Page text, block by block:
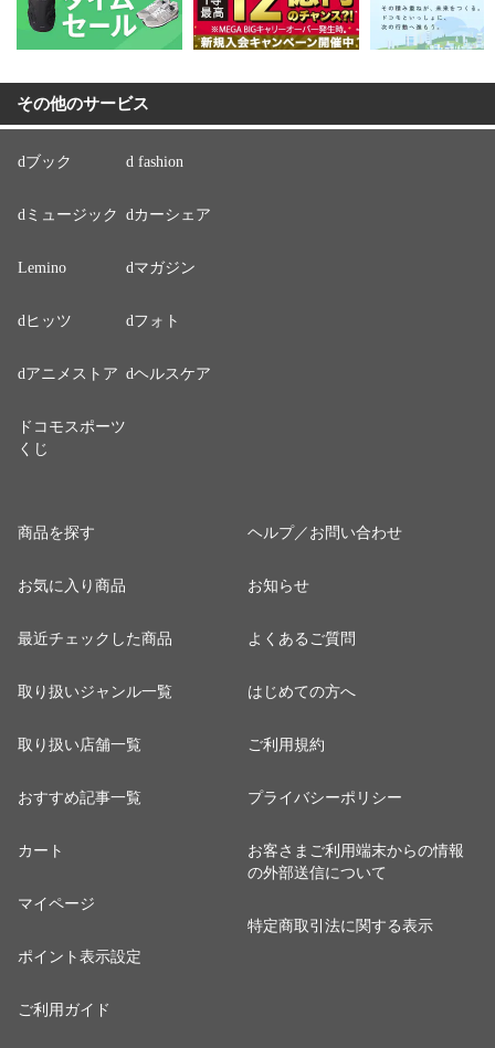
その他のサービス
dブック d fashion
dミュージック dカーシェア
Lemino dマガジン
dヒッツ dフォト
dアニメストア dヘルスケア
ドコモスポーツ
くじ
商品を探す
お気に入り商品
最近チェックした商品
取り扱いジャンル一覧
取り扱い店舗一覧
おすすめ記事一覧
カート
マイページ
ポイント表示設定
ご利用ガイド
ヘルプ／お問い合わせ
お知らせ
よくあるご質問
はじめての方へ
ご利用規約
プライバシーポリシー
お客さまご利用端末からの情報
の外部送信について
特定商取引法に関する表示